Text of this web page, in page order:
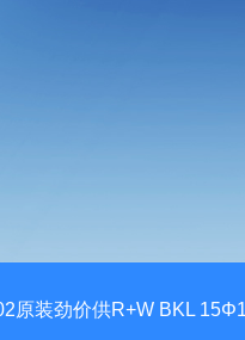
原装劲价供R+W BKL